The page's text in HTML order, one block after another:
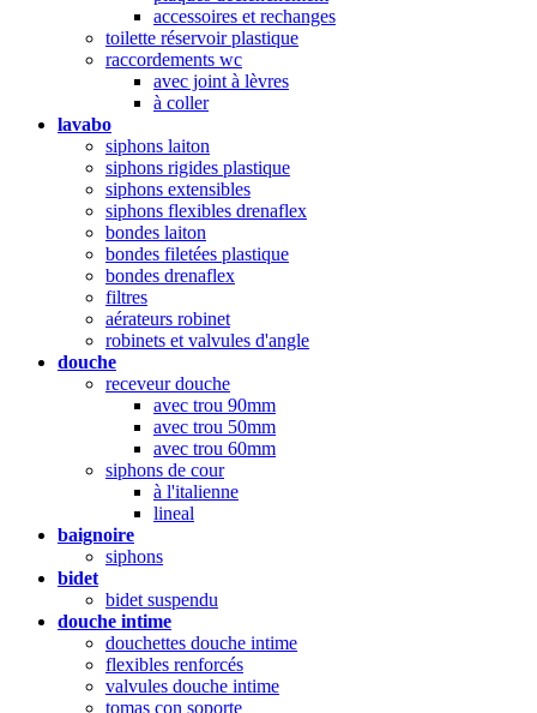
accessoires et rechanges
toilette réservoir plastique
raccordements wc
avec joint à lèvres
à coller
lavabo
siphons laiton
siphons rigides plastique
siphons extensibles
siphons flexibles drenaflex
bondes laiton
bondes filetées plastique
bondes drenaflex
filtres
aérateurs robinet
robinets et valvules d'angle
douche
receveur douche
avec trou 90mm
avec trou 50mm
avec trou 60mm
siphons de cour
à l'italienne
lineal
baignoire
siphons
bidet
bidet suspendu
douche intime
douchettes douche intime
flexibles renforcés
valvules douche intime
tomas con soporte